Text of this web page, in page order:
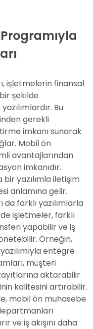
işletmelerin finansal
şekilde
Bu
gerekli
imkanı sunarak
Mobil ön
avantajlarından
imkanıdır.
bir yazılımla iletişim
anlamına gelir.
farklı yazılımlarla
işletmeler, farklı
yapabilir ve iş
Örneğin,
entegre
müşteri
aktarabilir
kalitesini artırabilir.
mobil ön muhasebe
ve iş akışını daha